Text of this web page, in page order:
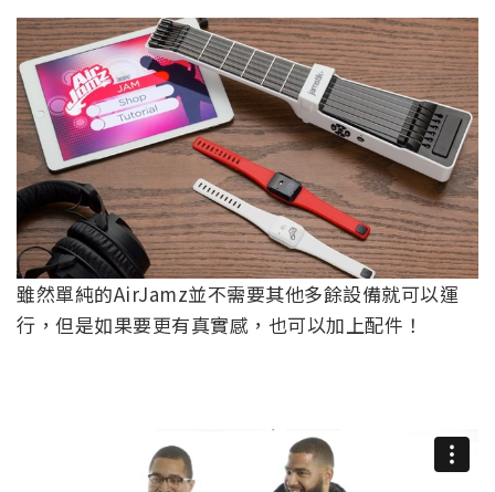
雖然單純的AirJamz並不需要其他多餘設備就可以運
行，但是如果要更有真實感，也可以加上配件！